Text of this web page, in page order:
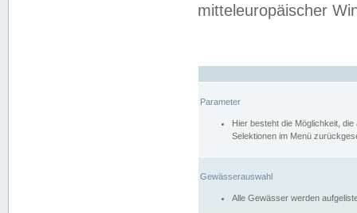
mitteleuropäischer
Parameter
Hier besteht die Möglichkeit,
Selektionen im Menü
Gewässerauswahl
Alle Gewässer werden